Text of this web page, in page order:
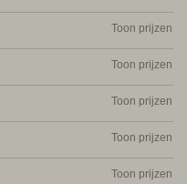
Toon prijzen
Toon prijzen
Toon prijzen
Toon prijzen
Toon prijzen